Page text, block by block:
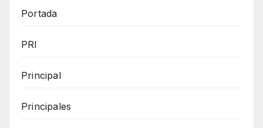
Portada
PRI
Principal
Principales